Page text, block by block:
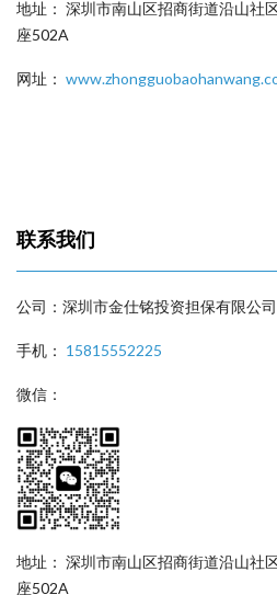
地址： 深圳市南山区招商街道沿山社
座502A
网址：
联系我们
公司：深圳市金仕铭投资担保有限公司
手机： 15815552225
微信：
地址： 深圳市南山区招商街道沿山社
座502A